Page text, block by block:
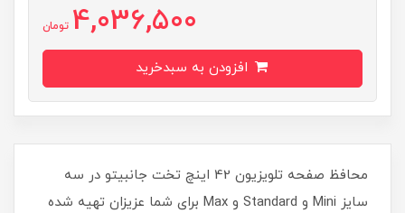
4,036,500 تومان
محافظ صفحه تلویزیون 42 اینچ تخت جانبیتو در سه
سایز Mini و Standard و Max برای شما عزیزان تهیه شده